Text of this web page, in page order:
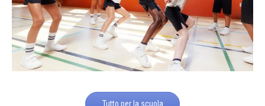
Tutto per la scuola